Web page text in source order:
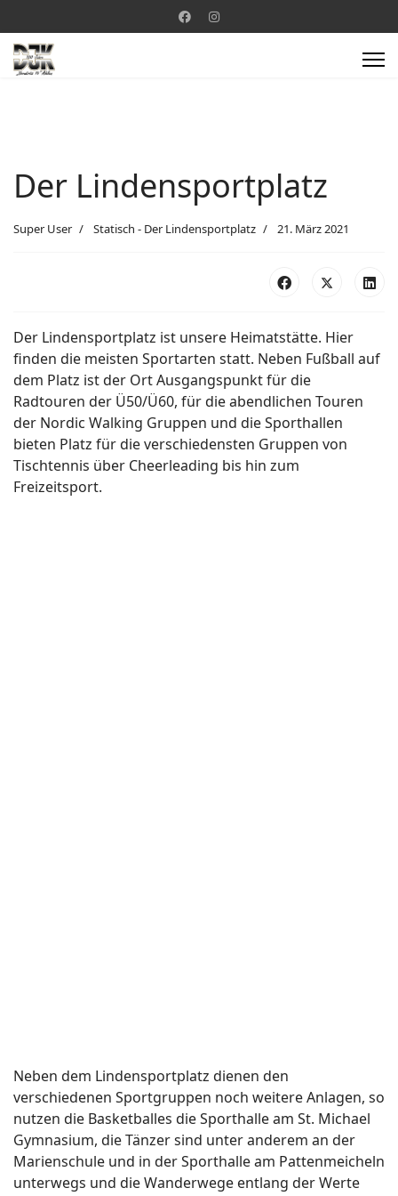
Der Lindensportplatz
Super User Statisch - Der Lindensportplatz 21. März 2021
Der Lindensportplatz ist unsere Heimatstätte. Hier
finden die meisten Sportarten statt. Neben Fußball auf
dem Platz ist der Ort Ausgangspunkt für die
Radtouren der Ü50/Ü60, für die abendlichen Touren
der Nordic Walking Gruppen und die Sporthallen
bieten Platz für die verschiedensten Gruppen von
Tischtennis über Cheerleading bis hin zum
Freizeitsport.
Neben dem Lindensportplatz dienen den
verschiedenen Sportgruppen noch weitere Anlagen, so
nutzen die Basketballes die Sporthalle am St. Michael
Gymnasium, die Tänzer sind unter anderem an der
Marienschule und in der Sporthalle am Pattenmeicheln
unterwegs und die Wanderwege entlang der Werte